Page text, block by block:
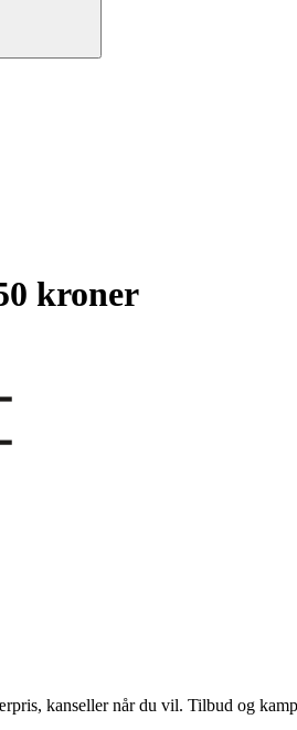
kroner
kanseller når du vil. Tilbud og